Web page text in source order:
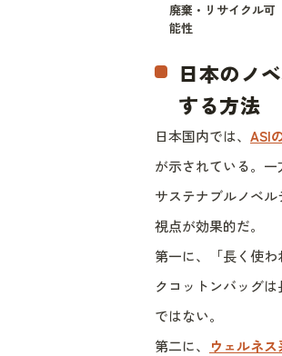
廃棄・リサイクル可
能性
日本のノ
する方法
日本国内では、 ASI
が示されている。一
サステナブルノベ
視点が効果的だ。
第一に、「長く使
クコットンバッグ
ではない。
第二に、
ウェルネ